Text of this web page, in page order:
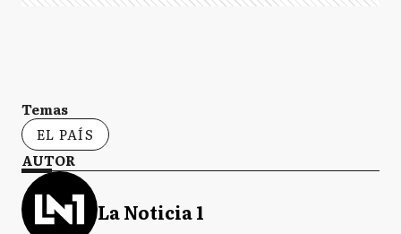
Temas
EL PAÍS
AUTOR
La Noticia 1